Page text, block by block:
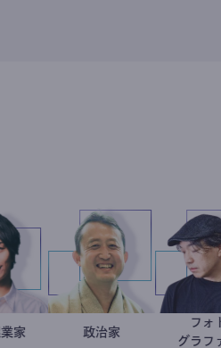
駒崎弘樹
社会起業家